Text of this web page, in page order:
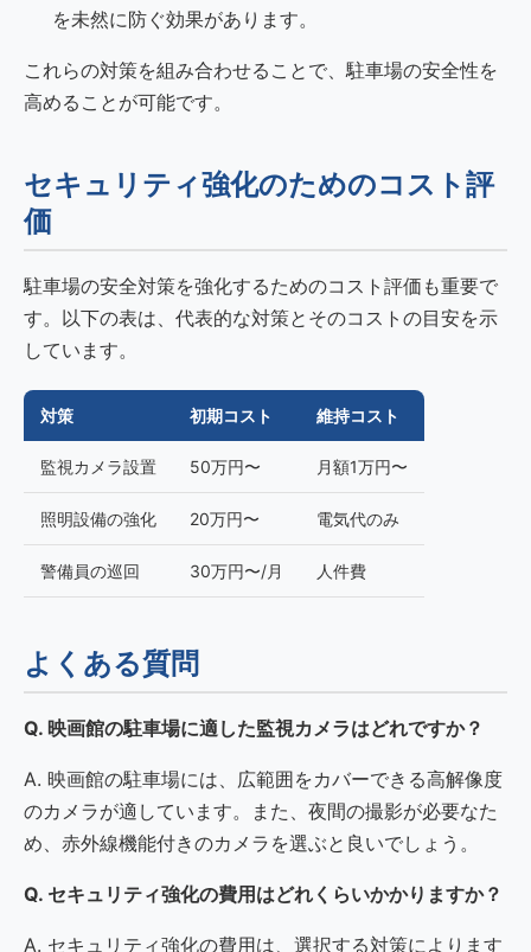
を未然に防ぐ効果があります。
これらの対策を組み合わせることで、駐車場の安全性を
高めることが可能です。
セキュリティ強化のためのコスト評
価
駐車場の安全対策を強化するためのコスト評価も重要で
す。以下の表は、代表的な対策とそのコストの目安を示
しています。
対策 初期コスト 維持コスト
監視カメラ設置 50万円〜 月額1万円〜
照明設備の強化 20万円〜 電気代のみ
警備員の巡回 30万円〜/月 人件費
よくある質問
Q. 映画館の駐車場に適した監視カメラはどれですか？
A. 映画館の駐車場には、広範囲をカバーできる高解像度
のカメラが適しています。また、夜間の撮影が必要なた
め、赤外線機能付きのカメラを選ぶと良いでしょう。
Q. セキュリティ強化の費用はどれくらいかかりますか？
A. セキュリティ強化の費用は、選択する対策によります